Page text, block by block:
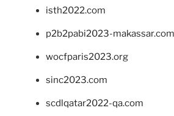
isth2022.com
p2b2pabi2023-makassar.com
wocfparis2023.org
sinc2023.com
scdlqatar2022-qa.com